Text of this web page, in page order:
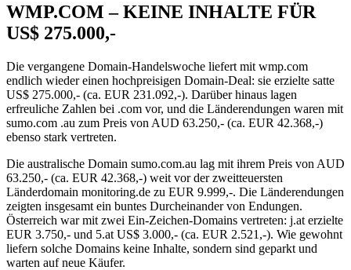
WMP.COM – KEINE INHALTE FÜR
US$ 275.000,-
Die vergangene Domain-Handelswoche liefert mit wmp.com
endlich wieder einen hochpreisigen Domain-Deal: sie erzielte satte
US$ 275.000,- (ca. EUR 231.092,-). Darüber hinaus lagen
erfreuliche Zahlen bei .com vor, und die Länderendungen waren mit
sumo.com .au zum Preis von AUD 63.250,- (ca. EUR 42.368,-)
ebenso stark vertreten.
Die australische Domain sumo.com.au lag mit ihrem Preis von AUD
63.250,- (ca. EUR 42.368,-) weit vor der zweitteuersten
Länderdomain monitoring.de zu EUR 9.999,-. Die Länderendungen
zeigten insgesamt ein buntes Durcheinander von Endungen.
Österreich war mit zwei Ein-Zeichen-Domains vertreten: j.at erzielte
EUR 3.750,- und 5.at US$ 3.000,- (ca. EUR 2.521,-). Wie gewohnt
liefern solche Domains keine Inhalte, sondern sind geparkt und
warten auf neue Käufer.